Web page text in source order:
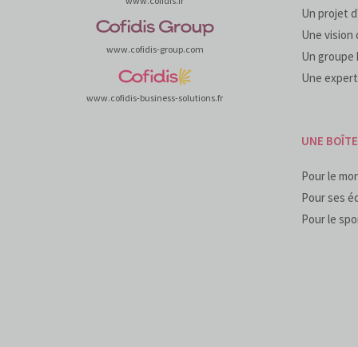
www.cofidis-group.com
www.cofidis-business-solutions.fr
Un projet
Une vision
Un groupe
Une
UNE
Pour le
Pour ses
Pour le